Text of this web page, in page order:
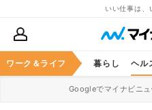
いい仕事は、
ワーク＆ライフ
ススキル マネー 暮らし ヘル
Googleでマイナビニ